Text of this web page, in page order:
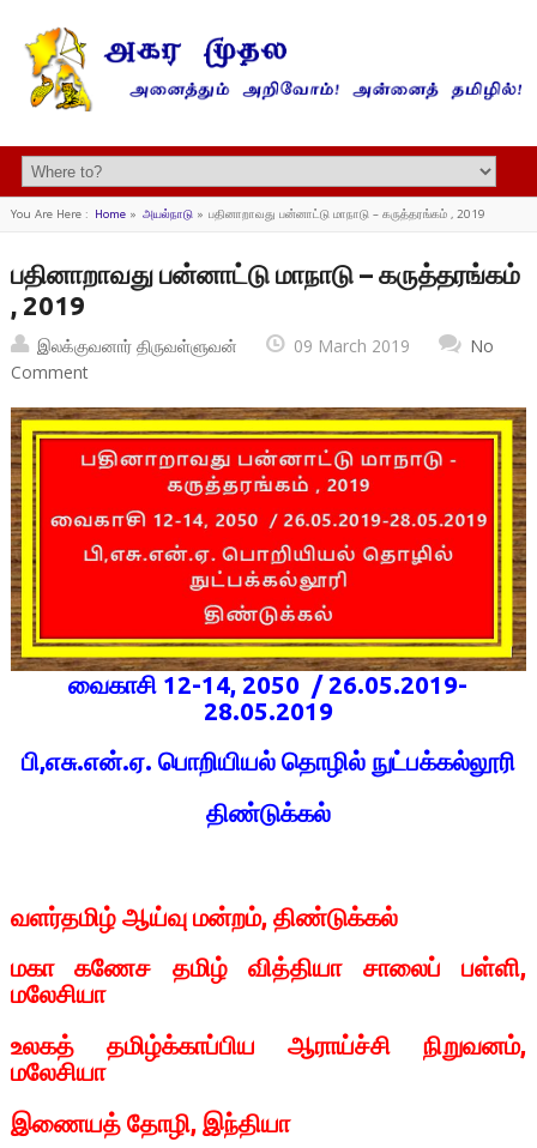
You Are Here : Home» அயல்நாடு» பதினாறாவது பன்னாட்டு மாநாடு – கருத்தரங்கம் , 2019
பதினாறாவது பன்னாட்டு மாநாடு – கருத்தரங்கம்
, 2019
இலக்குவனார் திருவள்ளுவன் 09 March 2019
No
Comment
வைகாசி 12-14, 2050 / 26.05.2019-
28.05.2019
பி,எசு.என்.ஏ. பொறியியல் தொழில் நுட்பக்கல்லூரி
திண்டுக்கல்
வளர்தமிழ் ஆய்வு மன்றம், திண்டுக்கல்
மகா கணேச தமிழ் வித்தியா சாலைப் பள்ளி,
மலேசியா
உலகத் தமிழ்க்காப்பிய ஆராய்ச்சி நிறுவனம்,
மலேசியா
இணையத் தோழி, இந்தியா